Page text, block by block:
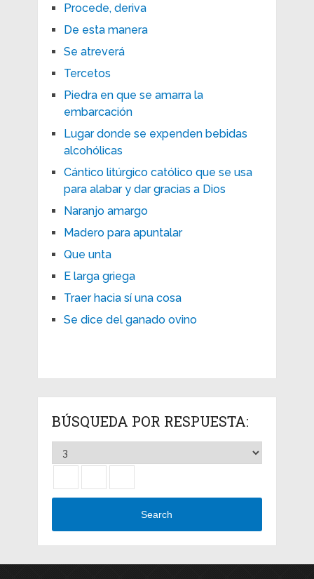
Procede, deriva
De esta manera
Se atreverá
Tercetos
Piedra en que se amarra la
embarcación
Lugar donde se expenden bebidas
alcohólicas
Cántico litúrgico católico que se usa
para alabar y dar gracias a Dios
Naranjo amargo
Madero para apuntalar
Que unta
E larga griega
Traer hacia sí una cosa
Se dice del ganado ovino
BÚSQUEDA POR RESPUESTA:
Search